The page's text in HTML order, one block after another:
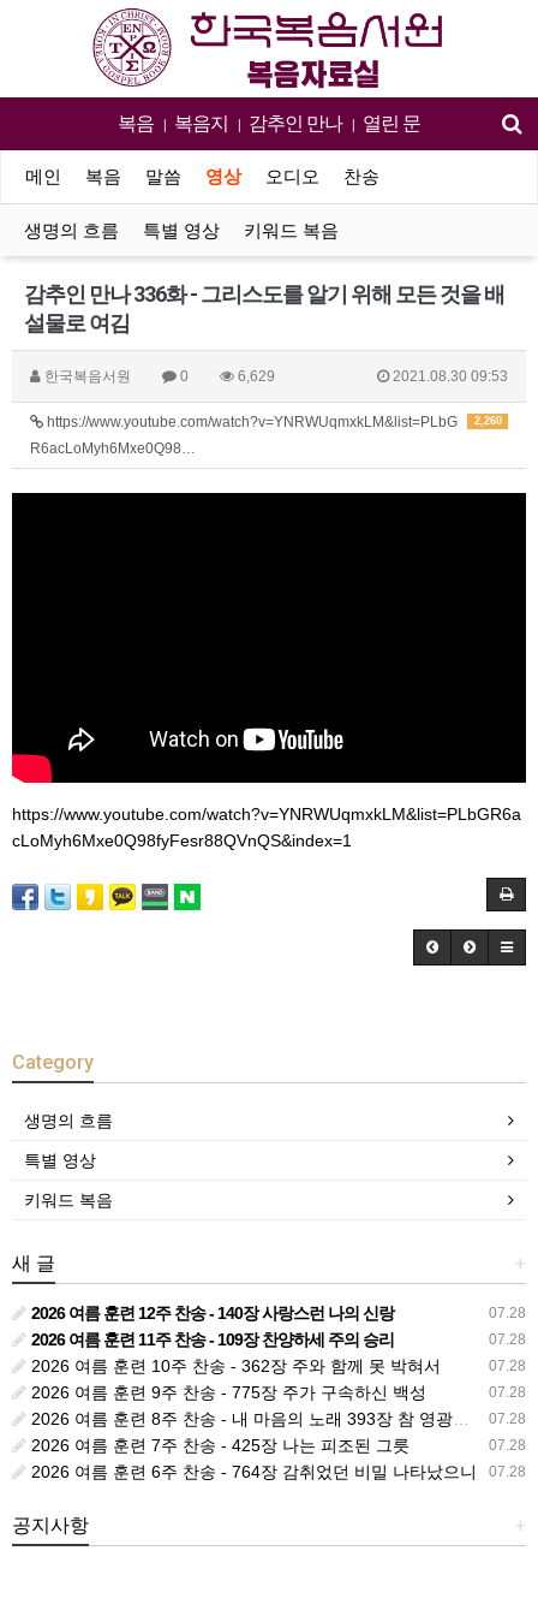
복음 | 복음지 | 감추인 만나 | 열린 문
메인 복음 말씀 영상 오디오 찬송
생명의 흐름 특별 영상 키워드 복음
감추인 만나 336화 - 그리스도를 알기 위해 모든 것을 배
설물로 여김
한국복음서원 0 6,629 2021.08.30 09:53
2,260
https://www.youtube.com/watch?v=YNRWUqmxkLM&list=PLbG
R6acLoMyh6Mxe0Q98…
https://www.youtube.com/watch?v=YNRWUqmxkLM&list=PLbGR6a
cLoMyh6Mxe0Q98fyFesr88QVnQS&index=1
Category
생명의 흐름
특별 영상
키워드 복음
+
새 글
07.28
2026 여름 훈련 12주 찬송 - 140장 사랑스런 나의 신랑
07.28
2026 여름 훈련 11주 찬송 - 109장 찬양하세 주의 승리
07.28
2026 여름 훈련 10주 찬송 - 362장 주와 함께 못 박혀서
07.28
2026 여름 훈련 9주 찬송 - 775장 주가 구속하신 백성
07.28
2026 여름 훈련 8주 찬송 - 내 마음의 노래 393장 참 영광스런 우리 왕
07.28
2026 여름 훈련 7주 찬송 - 425장 나는 피조된 그릇
07.28
2026 여름 훈련 6주 찬송 - 764장 감취었던 비밀 나타났으니
+
공지사항